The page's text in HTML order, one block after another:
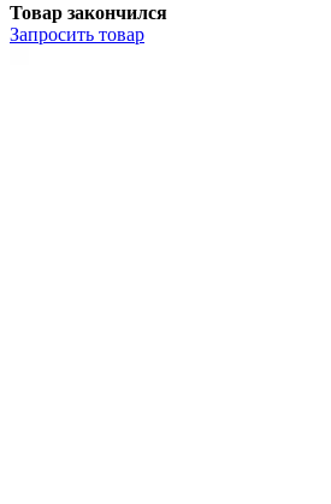
Товар закончился
Запросить товар